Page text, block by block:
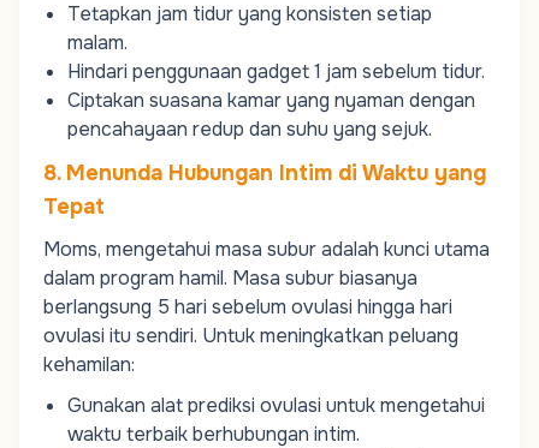
Tetapkan jam tidur yang konsisten setiap
malam.
Hindari penggunaan gadget 1 jam sebelum tidur.
Ciptakan suasana kamar yang nyaman dengan
pencahayaan redup dan suhu yang sejuk.
8. Menunda Hubungan Intim di Waktu yang
Tepat
Moms, mengetahui masa subur adalah kunci utama
dalam program hamil. Masa subur biasanya
berlangsung 5 hari sebelum ovulasi hingga hari
ovulasi itu sendiri. Untuk meningkatkan peluang
kehamilan:
Gunakan alat prediksi ovulasi untuk mengetahui
waktu terbaik berhubungan intim.